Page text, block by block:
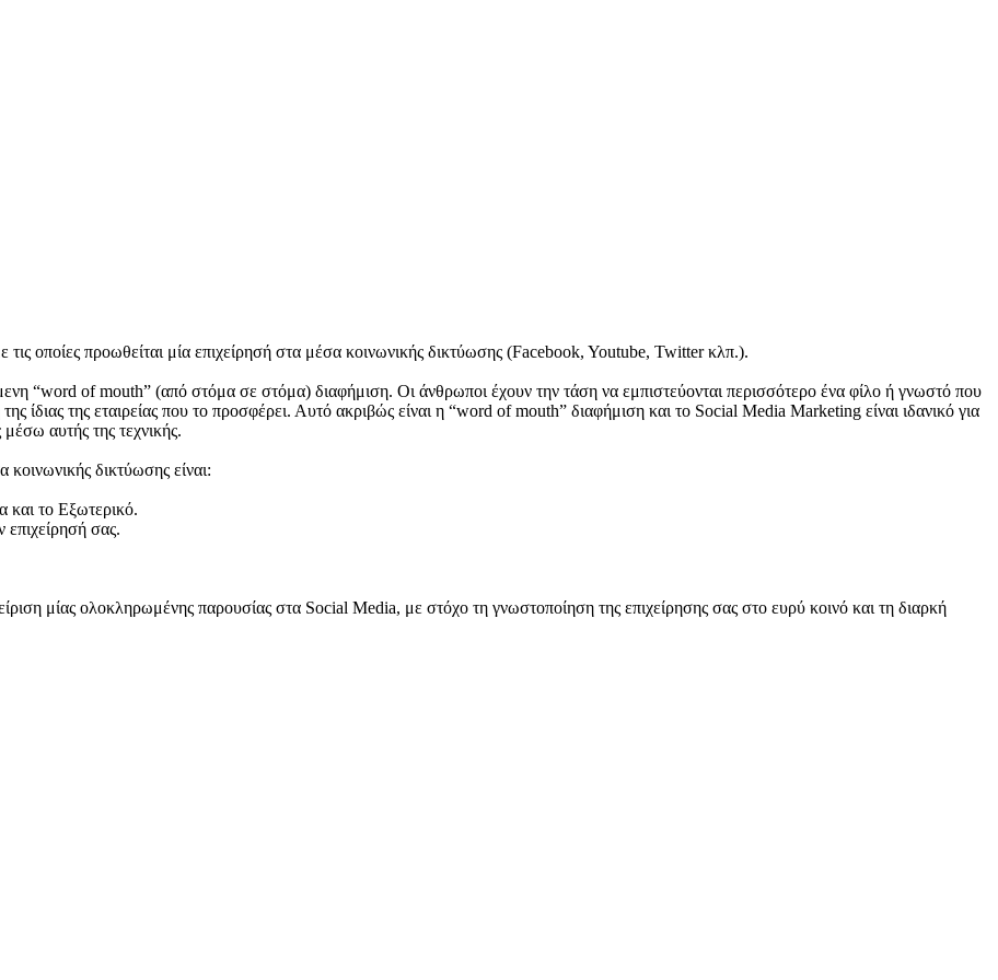
οποίες προωθείται μία επιχείρησή στα μέσα κοινωνικής δικτύωσης (Facebook, Youtube, Twitter κλπ.).
“word of mouth” (από στόμα σε στόμα) διαφήμιση. Οι άνθρωποι έχουν την τάση να εμπιστεύονται περισσότερο ένα φίλο ή γνωστό που
ίδιας της εταιρείας που το προσφέρει. Αυτό ακριβώς είναι η “word of mouth” διαφήμιση και το Social Media Marketing είναι ιδανικό για
αυτής της τεχνικής.
δικτύωσης είναι:
και το Εξωτερικό.
επιχείρησή σας.
μίας ολοκληρωμένης παρουσίας στα Social Media, με στόχο τη γνωστοποίηση της επιχείρησης σας στο ευρύ κοινό και τη διαρκή